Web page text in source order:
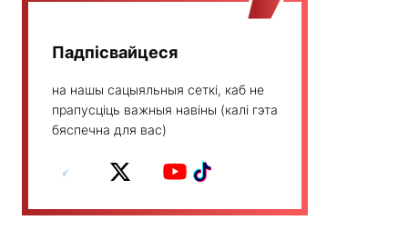
Падпісвайцеся
на нашы сацыяльныя сеткі, каб не
прапусціць важныя навіны (калі гэта
бяспечна для вас)